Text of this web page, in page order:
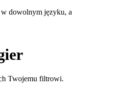
dowolnym języku, a
Twojemu filtrowi.